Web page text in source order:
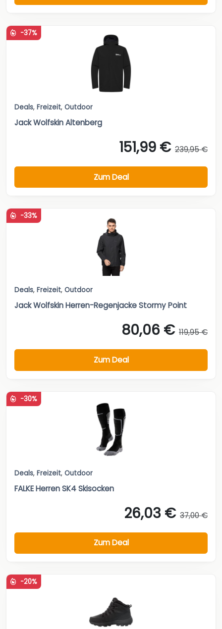
-37%
Deals, Freizeit, Outdoor
Jack Wolfskin Altenberg
151,99 € 239,95 €
Zum Deal
-33%
Deals, Freizeit, Outdoor
Jack Wolfskin Herren-Regenjacke Stormy Point
80,06 € 119,95 €
Zum Deal
-30%
Deals, Freizeit, Outdoor
FALKE Herren SK4 Skisocken
26,03 € 37,00 €
Zum Deal
-20%